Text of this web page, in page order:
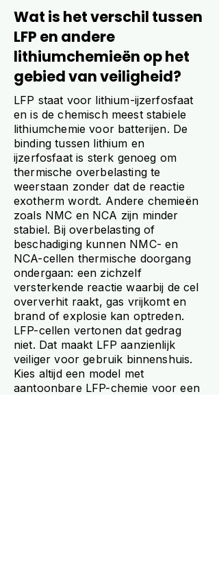
Wat is het verschil tussen
LFP en andere
lithiumchemieën op het
gebied van veiligheid?
LFP staat voor lithium-ijzerfosfaat
en is de chemisch meest stabiele
lithiumchemie voor batterijen. De
binding tussen lithium en
ijzerfosfaat is sterk genoeg om
thermische overbelasting te
weerstaan zonder dat de reactie
exotherm wordt. Andere chemieën
zoals NMC en NCA zijn minder
stabiel. Bij overbelasting of
beschadiging kunnen NMC- en
NCA-cellen thermische doorgang
ondergaan: een zichzelf
versterkende reactie waarbij de cel
oververhit raakt, gas vrijkomt en
brand of explosie kan optreden.
LFP-cellen vertonen dat gedrag
niet. Dat maakt LFP aanzienlijk
veiliger voor gebruik binnenshuis.
Kies altijd een model met
aantoonbare LFP-chemie voor een